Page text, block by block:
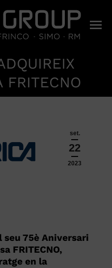
FRITECNO
here:
set.
22
2023
seu 75è Aniversari
FRITECNO,
en la